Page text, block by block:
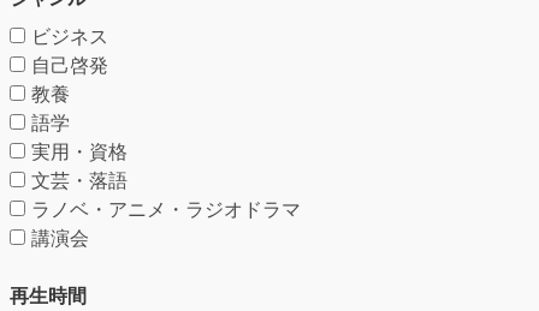
ビジネス
自己啓発
教養
語学
実用・資格
文芸・落語
ラノベ・アニメ・ラジオドラマ
講演会
再生時間